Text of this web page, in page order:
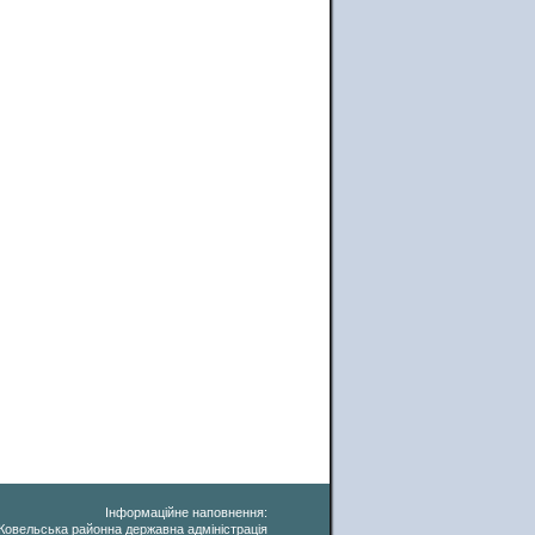
Інформаційне наповнення:
Ковельська районна державна адміністрація